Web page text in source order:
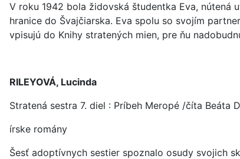
V roku 1942 bola židovská študentka Eva,
hranice do Švajčiarska. Eva spolu so svojím
vpisujú do Knihy stratených mien, pre ňu
RILEYOVÁ, Lucinda
Stratená sestra 7. diel : Príbeh Meropé /číta Beáta
írske romány
Šesť adoptívnych sestier spoznalo osudy svojich